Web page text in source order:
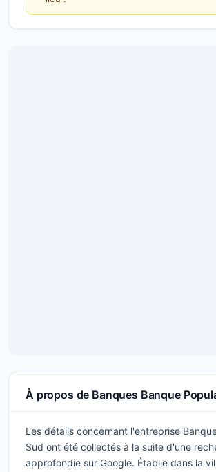
À propos de Banques Banque
Les détails concernant l'entreprise
Sud ont été collectés à la suite d'une
approfondie sur Google. Établie dans la